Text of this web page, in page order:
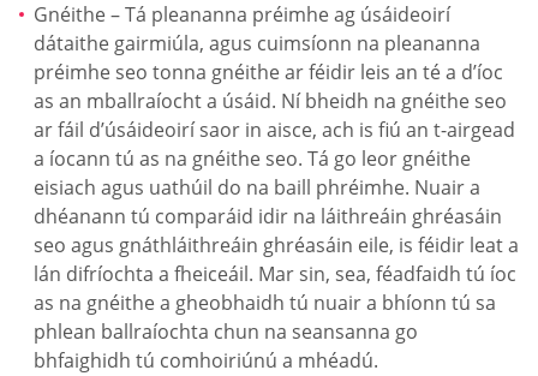
Gnéithe – Tá pleananna préimhe ag úsáideoirí
dátaithe gairmiúla, agus cuimsíonn na pleananna
préimhe seo tonna gnéithe ar féidir leis an té a d’íoc
as an mballraíocht a úsáid. Ní bheidh na gnéithe seo
ar fáil d’úsáideoirí saor in aisce, ach is fiú an t-airgead
a íocann tú as na gnéithe seo. Tá go leor gnéithe
eisiach agus uathúil do na baill phréimhe. Nuair a
dhéanann tú comparáid idir na láithreáin ghréasáin
seo agus gnáthláithreáin ghréasáin eile, is féidir leat a
lán difríochta a fheiceáil. Mar sin, sea, féadfaidh tú íoc
as na gnéithe a gheobhaidh tú nuair a bhíonn tú sa
phlean ballraíochta chun na seansanna go
bhfaighidh tú comhoiriúnú a mhéadú.